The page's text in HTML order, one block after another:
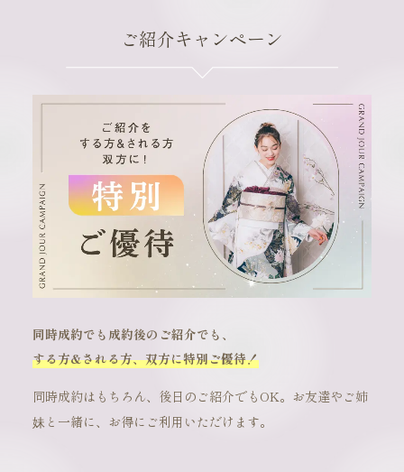
ご紹介キャンペーン
同時成約でも成約後のご紹介でも、
する方&される方、双方に特別ご優待！
同時成約はもちろん、後日のご紹介でもOK。お友達やご姉
妹と一緒に、お得にご利用いただけます。